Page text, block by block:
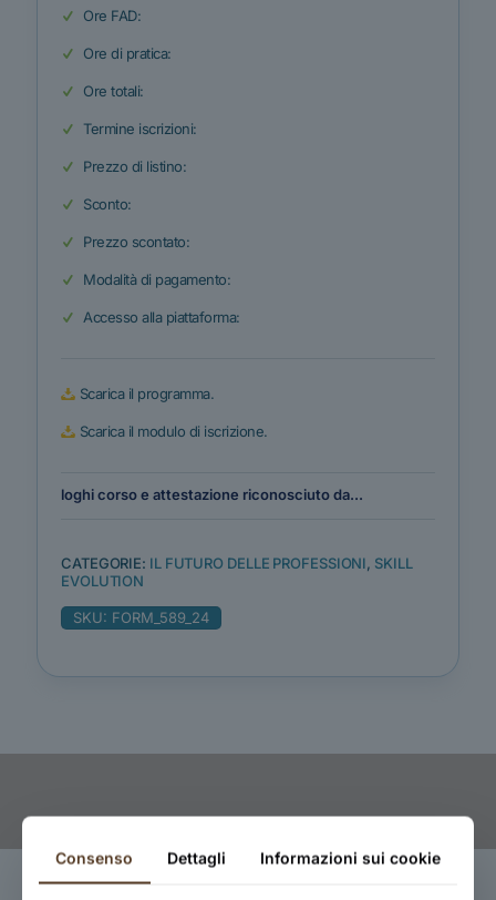
Ore FAD:
Ore di pratica:
Ore totali:
Termine iscrizioni:
Prezzo di listino:
Sconto:
Prezzo scontato:
Modalità di pagamento:
Accesso alla piattaforma:
Scarica il programma.
Scarica il modulo di iscrizione.
loghi corso e attestazione riconosciuto da...
CATEGORIE: IL FUTURO DELLE PROFESSIONI, SKILL
EVOLUTION
SKU: FORM_589_24
Consenso Dettagli Informazioni sui cookie